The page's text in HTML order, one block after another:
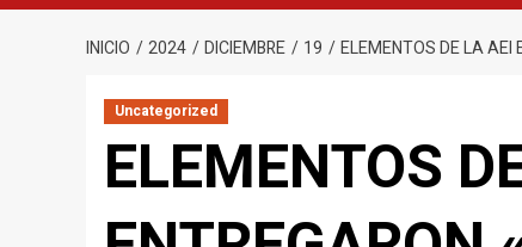
INICIO 2024 DICIEMBRE 19 ELEMENTOS DE LA AEI
Uncategorized
ELEMENTOS